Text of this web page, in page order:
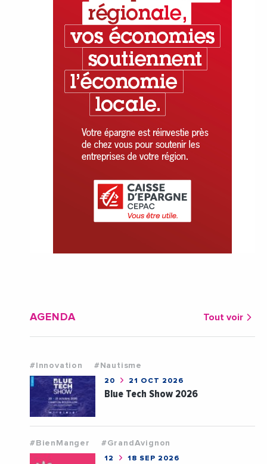
AGENDA Tout voir
#Innovation #Nautisme
20 21 OCT 2026
Blue Tech Show 2026
#BienManger #GrandAvignon
12 18 SEP 2026